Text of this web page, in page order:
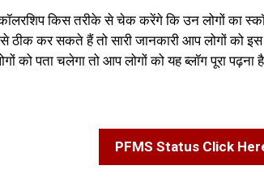
किस तरीके से चेक करेंगे कि उन लोगों का
कर सकते हैं तो सारी जानकारी आप लोगों को
को पता चलेगा तो आप लोगों को यह ब्लॉग पूरा
PFMS Status Click